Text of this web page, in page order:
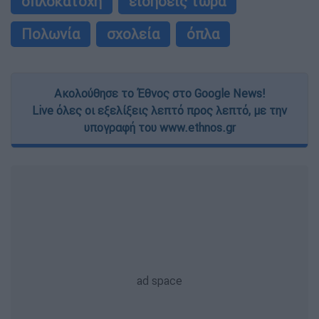
Πολωνία
σχολεία όπλα
Ακολούθησε το Έθνος στο Google News!
Live όλες οι εξελίξεις λεπτό προς λεπτό, με την
υπογραφή του www.ethnos.gr